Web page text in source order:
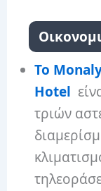
Το
Hotel
τριών